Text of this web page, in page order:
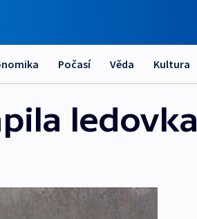
Počasí Věda Kultura
ledovka